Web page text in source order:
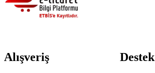
Alışveriş Destek